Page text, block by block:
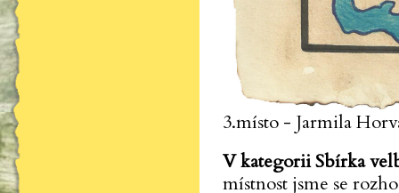
3.místo - Jarmila
V kategorii Sbírka
místnost jsme se